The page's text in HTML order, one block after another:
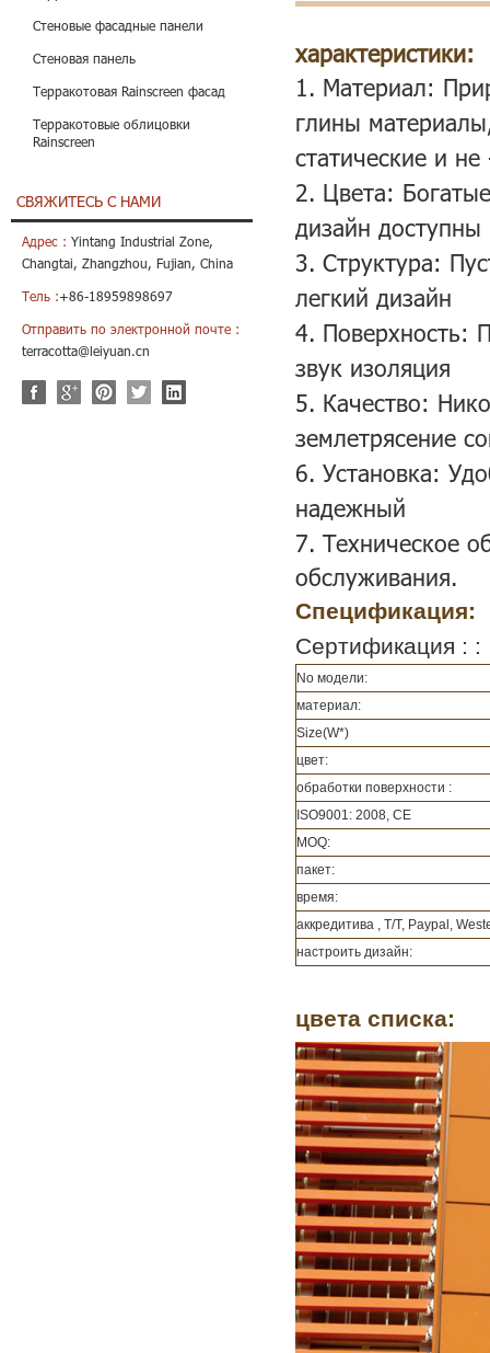
Стеновые фасадные панели
Стеновая панель
Терракотовая Rainscreen фасад
Терракотовые облицовки
Rainscreen
СВЯЖИТЕСЬ С НАМИ
Адрес : Yintang Industrial Zone,
Changtai, Zhangzhou, Fujian, China
Тель :+86-18959898697
Отправить по электронной почте :
terracotta@leiyuan.cn
характеристики:
1. Материал:
глины
статические и
2. Цвета:
дизайн доступны
3. Структура:
легкий дизайн
4. Поверхность:
звук изоляция
5. Качество:
землетрясение
6. Установка:
надежный
7. Техническое
обслуживания.
Спецификация:
Сертификация : :
No модели:
материал:
Size(W*)
цвет:
обработки поверхности :
ISO9001: 2008, СЕ
MOQ:
пакет:
время:
аккредитива , T/T, Paypal,
настроить дизайн:
цвета списка: